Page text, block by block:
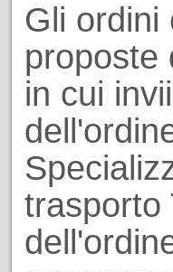
Gli ordini
proposte
in cui
trasporto